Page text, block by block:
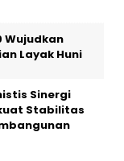
Wujudkan
Layak Huni
Sinergi
Stabilitas